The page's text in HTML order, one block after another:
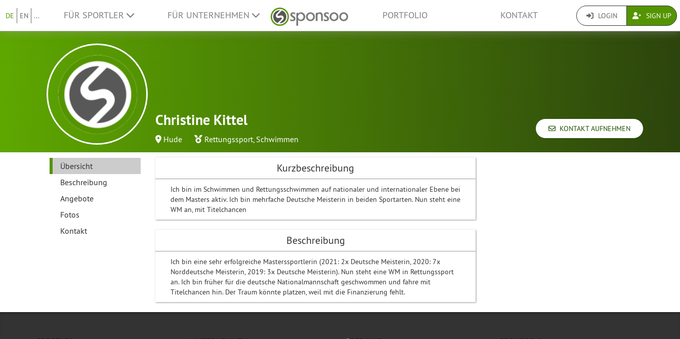
DE EN ... FÜR SPORTLER FÜR UNTERNEHMEN PORTFOLIO KONTAKT LOGIN SIGN UP
Christine Kittel
Hude Rettungssport, Schwimmen
KONTAKT AUFNEHMEN
Übersicht
Beschreibung
Angebote
Fotos
Kontakt
Kurzbeschreibung
Ich bin im Schwimmen und Rettungsschwimmen auf nationaler und internationaler Ebene bei
dem Masters aktiv. Ich bin mehrfache Deutsche Meisterin in beiden Sportarten. Nun steht eine
WM an, mit Titelchancen
Beschreibung
Ich bin eine sehr erfolgreiche Masterssportlerin (2021: 2x Deutsche Meisterin, 2020: 7x
Norddeutsche Meisterin, 2019: 3x Deutsche Meisterin). Nun steht eine WM in Rettungssport
an. Ich bin früher für die deutsche Nationalmannschaft geschwommen und fahre mit
Titelchancen hin. Der Traum könnte platzen, weil mit die Finanzierung fehlt.